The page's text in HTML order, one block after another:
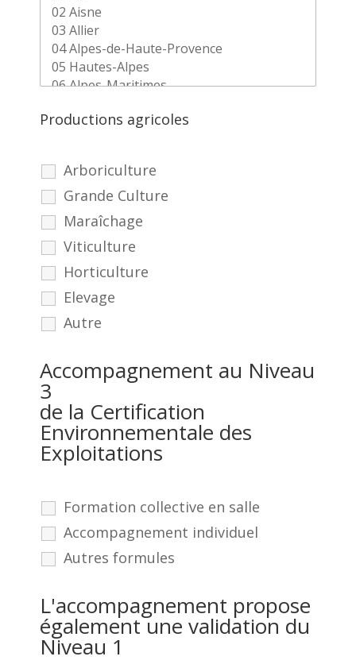
Productions agricoles
Arboriculture
Grande Culture
Maraîchage
Viticulture
Horticulture
Elevage
Autre
Accompagnement au Niveau
3
de la Certification
Environnementale des
Exploitations
Formation collective en salle
Accompagnement individuel
Autres formules
L'accompagnement propose
également une validation du
Niveau 1